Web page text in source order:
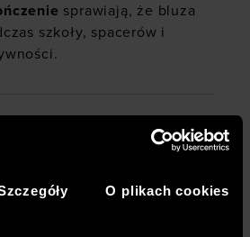
O plikach cookies
sprawiają, że bluza
szkoły, spacerów i